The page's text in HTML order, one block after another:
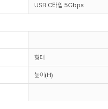
USB C타입 5Gbps
형태
높이(H)